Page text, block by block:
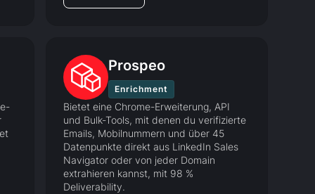
Prospeo
Enrichment
Bietet eine Chrome-Erweiterung, API
und Bulk-Tools, mit denen du verifizierte
Emails, Mobilnummern und über 45
Datenpunkte direkt aus LinkedIn Sales
Navigator oder von jeder Domain
extrahieren kannst, mit 98 %
Deliverability.